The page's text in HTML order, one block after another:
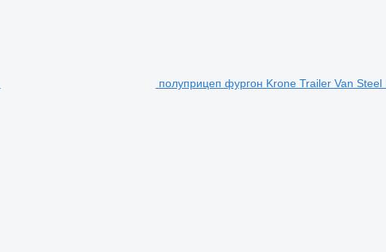
полуприцеп фургон Krone Trailer Van